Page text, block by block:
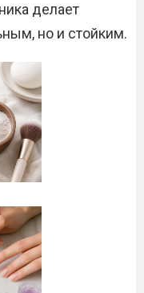
делает
но и стойким.